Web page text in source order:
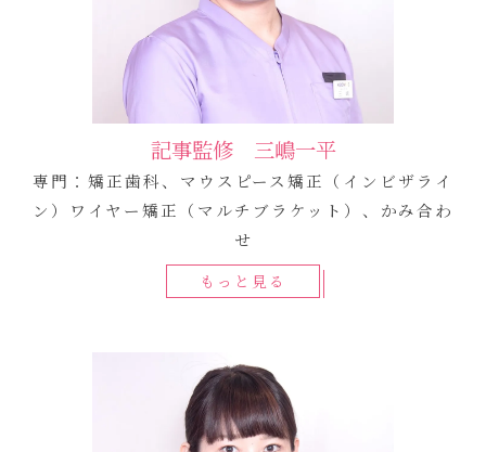
記事監修 三嶋一平
専門：矯正歯科、マウスピース矯正（インビザライ
ン）ワイヤー矯正（マルチブラケット）、かみ合わ
せ
もっと見る